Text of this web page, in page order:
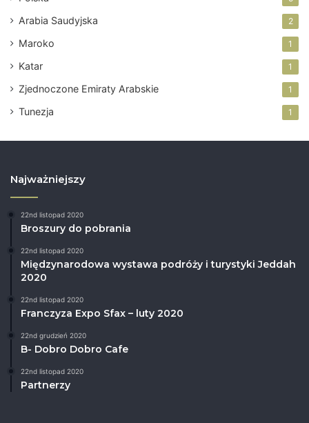
Arabia Saudyjska 2
Maroko 1
Katar 1
Zjednoczone Emiraty Arabskie 1
Tunezja 1
Najważniejszy
22nd listopad 2020
Broszury do pobrania
22nd listopad 2020
Międzynarodowa wystawa podróży i turystyki Jeddah
2020
22nd listopad 2020
Franczyza Expo Sfax – luty 2020
22nd grudzień 2020
B- Dobro Dobro Cafe
22nd listopad 2020
Partnerzy